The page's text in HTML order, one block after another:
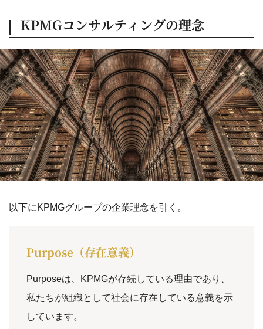
KPMGコンサルティングの理念
以下にKPMGグループの企業理念を引く。
Purpose（存在意義）
Purposeは、KPMGが存続している理由であり、
私たちが組織として社会に存在している意義を示
しています。